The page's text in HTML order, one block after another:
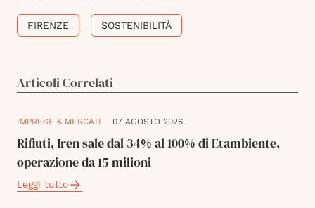
FIRENZE SOSTENIBILITÀ
Articoli Correlati
IMPRESE & MERCATI 07 AGOSTO 2026
Rifiuti, Iren sale dal 34% al 100% di Etambiente,
operazione da 15 milioni
Leggi tutto